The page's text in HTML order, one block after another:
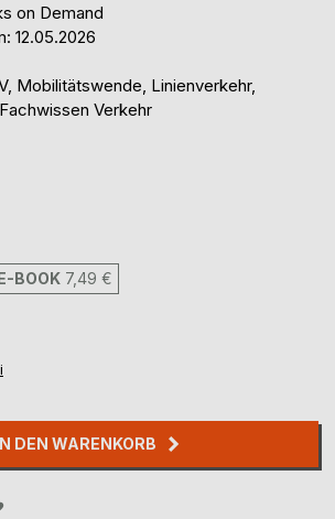
on Demand
12.05.2026
Mobilitätswende, Linienverkehr,
Verkehr
BOOK 7,49 €
DEN WARENKORB